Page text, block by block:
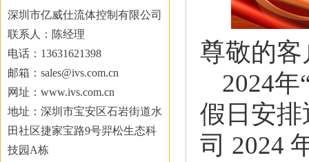
深圳市亿威仕流体控制有限公司
联系人：陈经理
电话：13631621398
邮箱：sales@ivs.com.cn
网址：www.ivs.com.cn
地址：深圳市宝安区石岩街道水
田社区捷家宝路9号羿松生态科
技园A栋
尊敬的
2024年
假日安
司 2024